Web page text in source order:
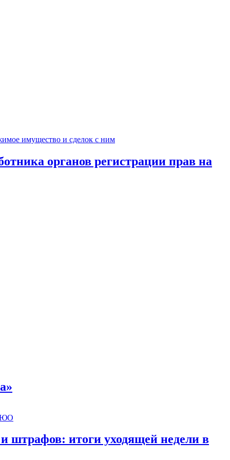
органов регистрации прав на
и штрафов: итоги уходящей недели в